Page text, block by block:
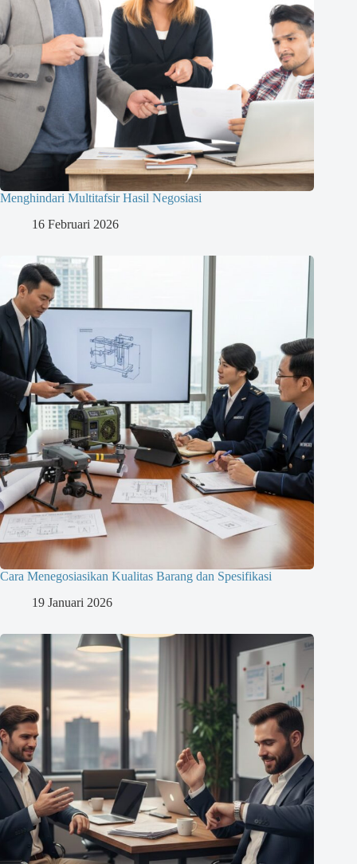
Menghindari Multitafsir Hasil Negosiasi
16 Februari 2026
Cara Menegosiasikan Kualitas Barang dan Spesifikasi
19 Januari 2026